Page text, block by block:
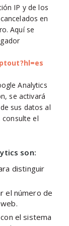
IP y de los
en
Aquí se
Analytics
se activará
sus datos al
consulte el
son:
distinguir
el número de
el sistema